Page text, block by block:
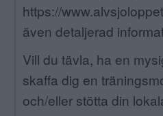
https://
även detaljerad
Vill du tävla, ha en
skaffa dig en
och/eller stötta din